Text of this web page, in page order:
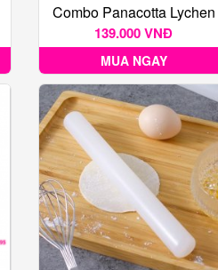
Combo Panacotta Lychen
139.000 VNĐ
MUA NGAY